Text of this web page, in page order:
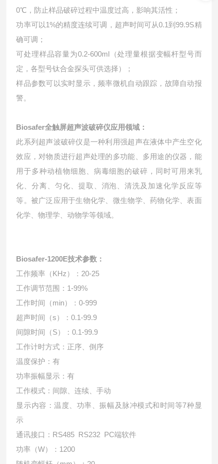
0℃，防止样品破碎过程中温度过高，影响其活性；
功率可以1%的精度连续可调，超声时间可从0.1到99.9S精
确可调；
可处理样品容量为0.2-600ml（处理量根据变幅杆型号而
定，各型号钛合金探头可供选择）；
样品参数可以实时显示，频率微机自动跟踪，故障自动报
警。
Biosafer全触屏超声波破碎仪应用领域：
此系列 超声波破碎仪是一种利用强超声在液体中产生空化
效应，对物质进行超声处理的多功能、多用途的仪器，能
用于多种动植物细胞、病毒细胞的破碎，同时可用来乳
化、分离、匀化、提取、消泡、清洗及加速化学反应等
等。被广泛应用于生物化学、微生物学、药物化学、表面
化学、物理学、动物学等领域。
Biosafer-1200E技术参数：
工作频率（KHz）：20-25
工作调节范围：1-99%
工作时间（min）：0-999
超声时间（s）：0.1-99.9
间隙时间（S）：0.1-99.9
工作计时方式：正序、倒序
温度保护：有
功率振幅显示：有
工作模式：间隙、连续、手动
显示内容：温度、功率、振幅及脉冲模式和时间等7种显
示
通讯接口：RS485 RS232 PC端软件
功率（W）：1200